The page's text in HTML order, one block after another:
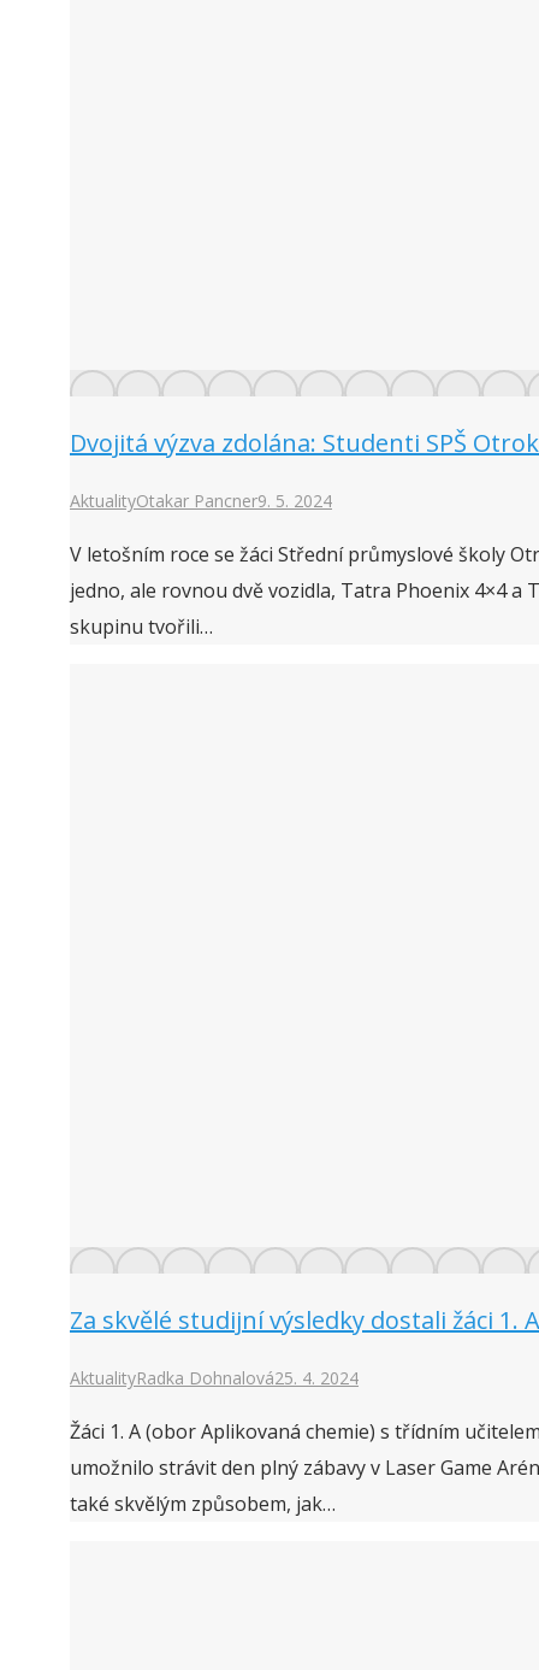
Dvojitá výzva zdolána: Studenti SPŠ
AktualityOtakar Pancner9. 5. 2024
V letošním roce se žáci Střední průmyslové školy
jedno, ale rovnou dvě vozidla, Tatra Phoenix 4×4 a
skupinu tvořili…
Za skvělé studijní výsledky dostali žáci
AktualityRadka Dohnalová25. 4. 2024
Žáci 1. A (obor Aplikovaná chemie) s třídním
umožnilo strávit den plný zábavy v Laser Game
také skvělým způsobem, jak…